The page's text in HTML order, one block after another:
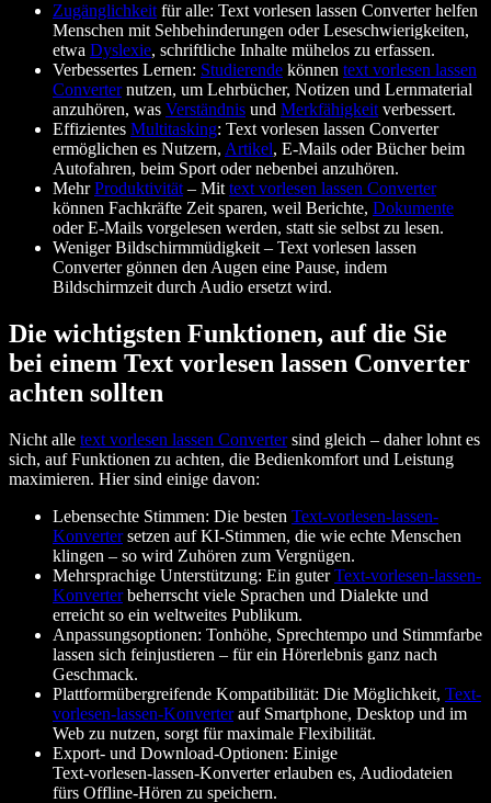
Zugänglichkeit für alle: Text vorlesen lassen Converter helfen
Menschen mit Sehbehinderungen oder Leseschwierigkeiten,
etwa Dyslexie, schriftliche Inhalte mühelos zu erfassen.
Verbessertes Lernen: Studierende können text vorlesen lassen
Converternutzen, um Lehrbücher, Notizen und Lernmaterial
anzuhören, was Verständnis und Merkfähigkeit verbessert.
Effizientes Multitasking: Text vorlesen lassen Converter
ermöglichen es Nutzern, Artikel, E‑Mails oder Bücher beim
Autofahren, beim Sport oder nebenbei anzuhören.
MehrProduktivität – Mit text vorlesen lassen Converter
können Fachkräfte Zeit sparen, weil Berichte, Dokumente
oder E‑Mails vorgelesen werden, statt sie selbst zu lesen.
Weniger Bildschirmmüdigkeit – Text vorlesen lassen
Converter gönnen den Augen eine Pause, indem
Bildschirmzeit durch Audio ersetzt wird.
Die wichtigsten Funktionen, auf die Sie
bei einem Text vorlesen lassen Converter
achten sollten
Nicht alle text vorlesen lassen Convertersind gleich – daher lohnt es
sich, auf Funktionen zu achten, die Bedienkomfort und Leistung
maximieren. Hier sind einige davon:
Lebensechte Stimmen: Die besten Text-vorlesen-lassen-
Konvertersetzen auf KI-Stimmen, die wie echte Menschen
klingen – so wird Zuhören zum Vergnügen.
Mehrsprachige Unterstützung: Ein guterText-vorlesen-lassen-
Konverterbeherrscht viele Sprachen und Dialekte und
erreicht so ein weltweites Publikum.
Anpassungsoptionen: Tonhöhe, Sprechtempo und Stimmfarbe
lassen sich feinjustieren – für ein Hörerlebnis ganz nach
Geschmack.
Plattformübergreifende Kompatibilität: Die Möglichkeit, Text-
vorlesen-lassen-Konverterauf Smartphone, Desktop und im
Web zu nutzen, sorgt für maximale Flexibilität.
Export- und Download-Optionen: Einige
Text‑vorlesen‑lassen‑Konverter erlauben es, Audiodateien
fürs Offline-Hören zu speichern.